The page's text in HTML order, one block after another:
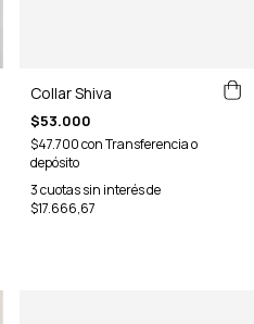
Collar Shiva
$53.000
$47.700conTransferencia o
depósito
3cuotas sin interés de
$17.666,67